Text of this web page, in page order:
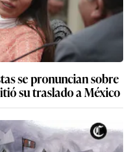
se pronuncian sobre
su traslado a México